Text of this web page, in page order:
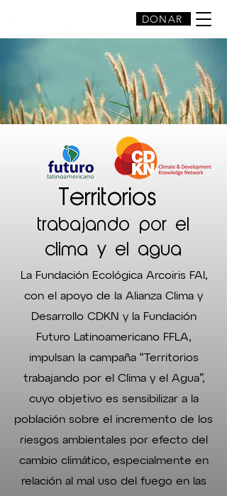
DONAR
Territorios
trabajando por el
clima y el agua
La Fundación Ecológica Arcoiris FAI,
con el apoyo de la Alianza Clima y
Desarrollo CDKN y la Fundación
Futuro Latinoamericano FFLA,
impulsan la campaña “Territorios
trabajando por el Clima y el Agua”,
cuyo objetivo es sensibilizar a la
población sobre el incremento de los
riesgos ambientales por efecto del
cambio climático, especialmente en
relación al mal uso del fuego en las